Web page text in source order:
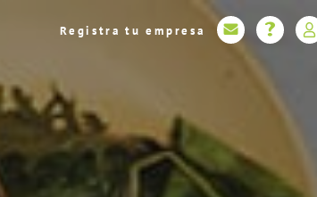
Registra tu empresa